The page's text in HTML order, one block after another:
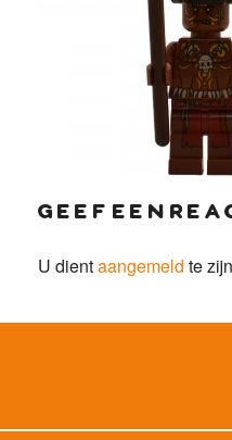
geef een
U dientaangemeld te